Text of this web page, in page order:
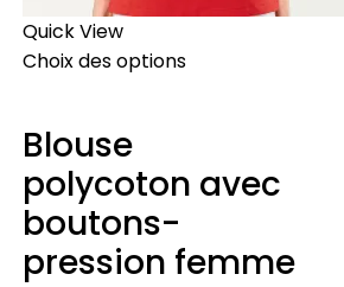
Quick View
Choix des options
Blouse
polycoton avec
boutons-
pression femme